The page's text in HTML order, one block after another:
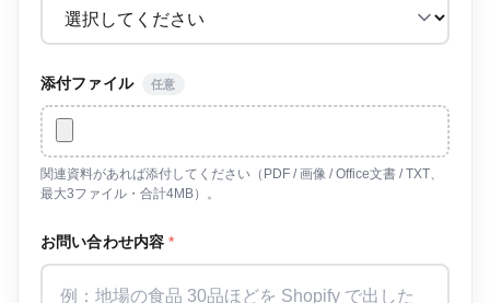
添付ファイル 任意
関連資料があれば添付してください（PDF / 画像 / Office文書 / TXT、
最大3ファイル・合計4MB）。
お問い合わせ内容*